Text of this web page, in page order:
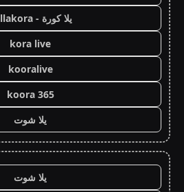
يلا كورة - yallakora
kora live
kooralive
koora 365
يلا شوت
يلا شوت